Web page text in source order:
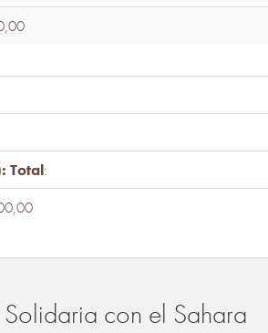
Total:
con el Sahara